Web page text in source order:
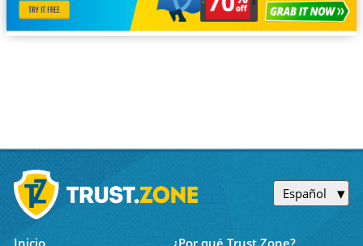
Español
Inicio
¿Por qué Trust.Zone?